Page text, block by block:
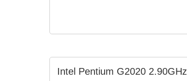
Intel Pentium G2020 2.90GHz